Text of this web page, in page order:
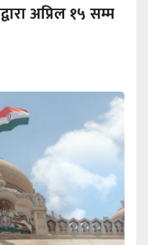
अप्रिल १५ सम्म